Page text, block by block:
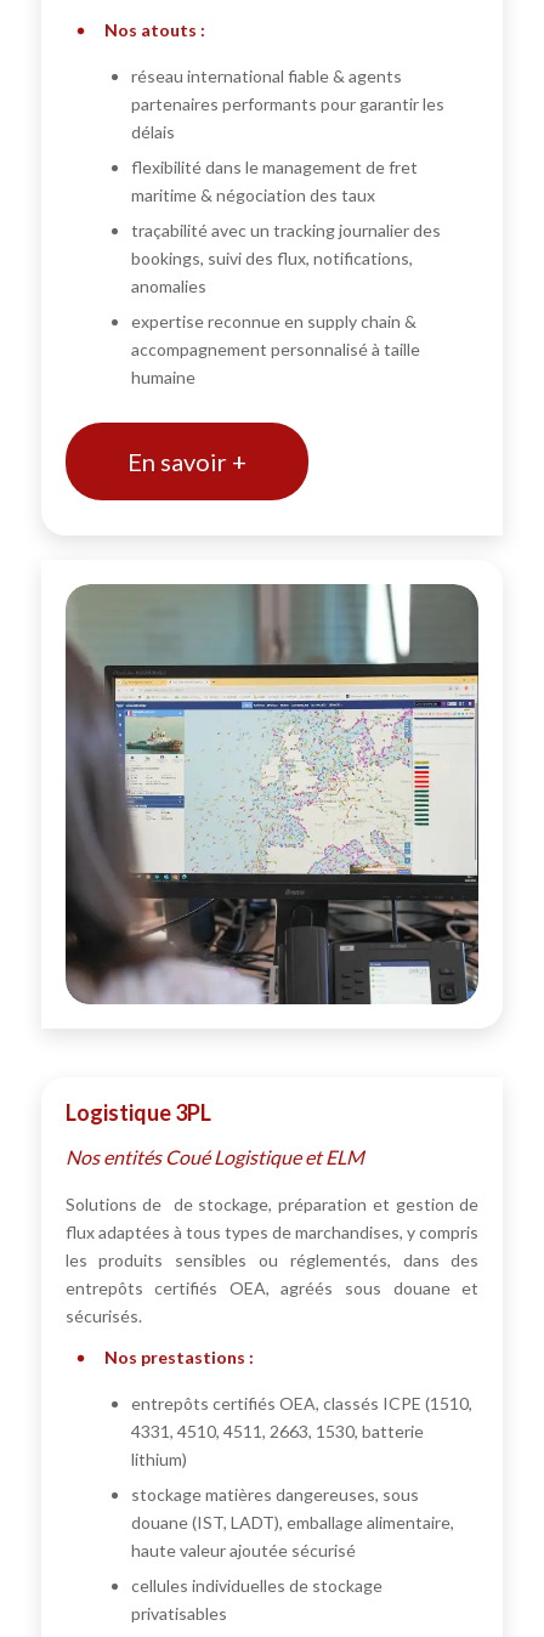
Nos atouts :
réseau international fiable & agents
partenaires performants pour garantir les
délais
flexibilité dans le management de fret
maritime & négociation des taux
traçabilité avec un tracking journalier des
bookings, suivi des flux, notifications,
anomalies
expertise reconnue en supply chain &
accompagnement personnalisé à taille
humaine
En savoir +
Logistique 3PL
Nos entités Coué Logistique et ELM
Solutions de de stockage, préparation et gestion de
flux adaptées à tous types de marchandises, y compris
les produits sensibles ou réglementés, dans des
entrepôts certifiés OEA, agréés sous douane et
sécurisés.
Nos prestastions :
entrepôts certifiés OEA, classés ICPE (1510,
4331, 4510, 4511, 2663, 1530, batterie
lithium)
stockage matières dangereuses, sous
douane (IST, LADT), emballage alimentaire,
haute valeur ajoutée sécurisé
cellules individuelles de stockage
privatisables